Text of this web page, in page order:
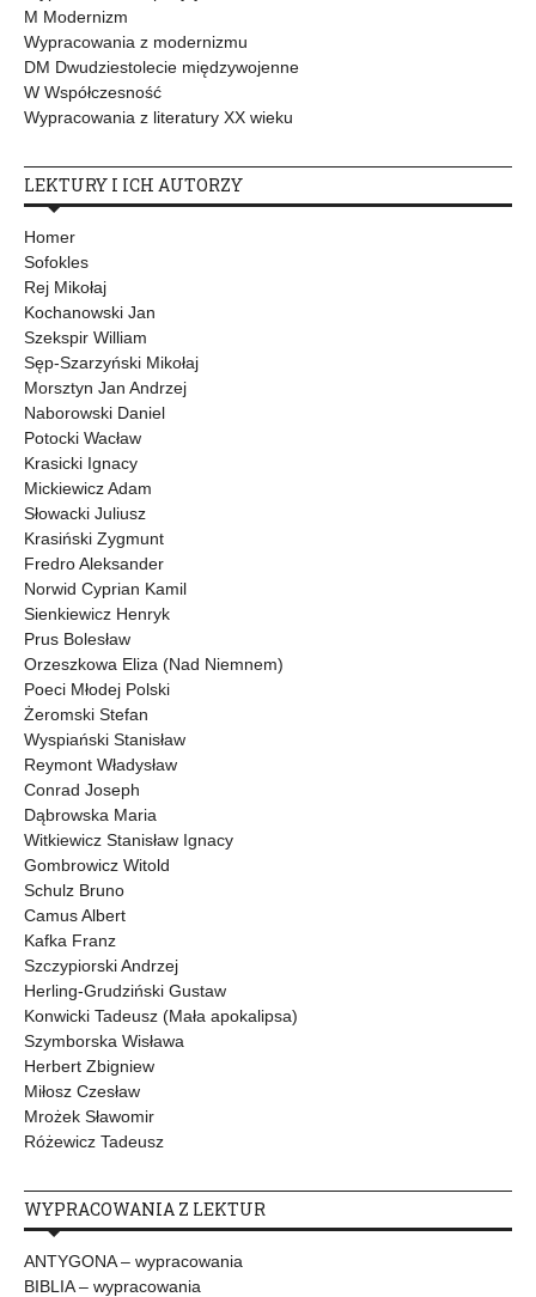
M Modernizm
Wypracowania z modernizmu
DM Dwudziestolecie międzywojenne
W Współczesność
Wypracowania z literatury XX wieku
LEKTURY I ICH AUTORZY
Homer
Sofokles
Rej Mikołaj
Kochanowski Jan
Szekspir William
Sęp-Szarzyński Mikołaj
Morsztyn Jan Andrzej
Naborowski Daniel
Potocki Wacław
Krasicki Ignacy
Mickiewicz Adam
Słowacki Juliusz
Krasiński Zygmunt
Fredro Aleksander
Norwid Cyprian Kamil
Sienkiewicz Henryk
Prus Bolesław
Orzeszkowa Eliza (Nad Niemnem)
Poeci Młodej Polski
Żeromski Stefan
Wyspiański Stanisław
Reymont Władysław
Conrad Joseph
Dąbrowska Maria
Witkiewicz Stanisław Ignacy
Gombrowicz Witold
Schulz Bruno
Camus Albert
Kafka Franz
Szczypiorski Andrzej
Herling-Grudziński Gustaw
Konwicki Tadeusz (Mała apokalipsa)
Szymborska Wisława
Herbert Zbigniew
Miłosz Czesław
Mrożek Sławomir
Różewicz Tadeusz
WYPRACOWANIA Z LEKTUR
ANTYGONA – wypracowania
BIBLIA – wypracowania